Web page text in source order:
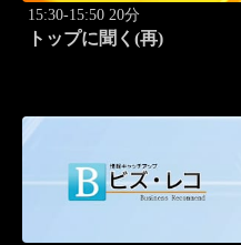
15:30-15:50 20分
トップに聞く(再)